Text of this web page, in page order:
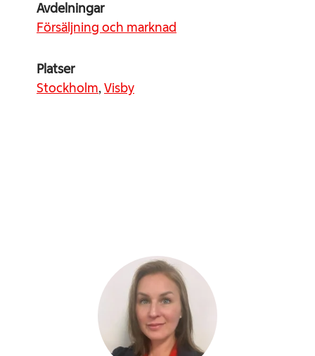
Avdelningar
Försäljning och marknad
Platser
Stockholm,Visby